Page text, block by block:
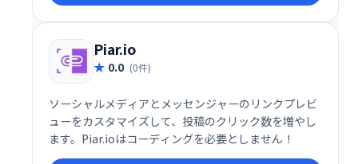
Piar.io
0.0 (0件)
ソーシャルメディアとメッセンジャーのリンクプレビ
ューをカスタマイズして、投稿のクリック数を増やし
ます。Piar.ioはコーディングを必要としません！